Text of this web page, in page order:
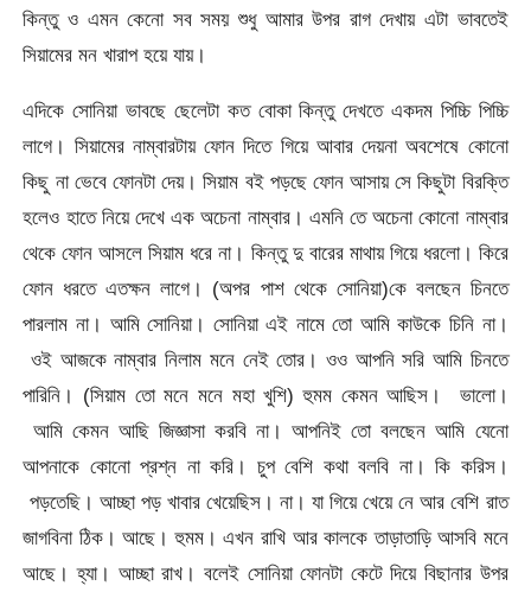
কিন্তু ও এমন কেনো সব সময় শুধু আমার উপর রাগ দেখায় এটা ভাবতেই
সিয়ামের মন খারাপ হয়ে যায়।
এদিকে সোনিয়া ভাবছে ছেলেটা কত বোকা কিন্তু দেখতে একদম পিচ্চি পিচ্চি
লাগে। সিয়ামের নাম্বারটায় ফোন দিতে গিয়ে আবার দেয়না অবশেষে কোনো
কিছু না ভেবে ফোনটা দেয়। সিয়াম বই পড়ছে ফোন আসায় সে কিছুটা বিরক্তি
হলেও হাতে নিয়ে দেখে এক অচেনা নাম্বার। এমনি তে অচেনা কোনো নাম্বার
থেকে ফোন আসলে সিয়াম ধরে না। কিন্তু দু বারের মাথায় গিয়ে ধরলো। কিরে
ফোন ধরতে এতক্ষন লাগে। (অপর পাশ থেকে সোনিয়া)কে বলছেন চিনতে
পারলাম না। আমি সোনিয়া। সোনিয়া এই নামে তো আমি কাউকে চিনি না।
ওই আজকে নাম্বার নিলাম মনে নেই তোর। ওও আপনি সরি আমি চিনতে
পারিনি। (সিয়াম তো মনে মনে মহা খুশি) হুমম কেমন আছিস। ভালো।
আমি কেমন আছি জিজ্ঞাসা করবি না। আপনিই তো বলছেন আমি যেনো
আপনাকে কোনো প্রশ্ন না করি। চুপ বেশি কথা বলবি না। কি করিস।
পড়তেছি। আচ্ছা পড় খাবার খেয়েছিস। না। যা গিয়ে খেয়ে নে আর বেশি রাত
জাগবিনা ঠিক। আছে। হুমম। এখন রাখি আর কালকে তাড়াতাড়ি আসবি মনে
আছে। হ্যা। আচ্ছা রাখ। বলেই সোনিয়া ফোনটা কেটে দিয়ে বিছানার উপর